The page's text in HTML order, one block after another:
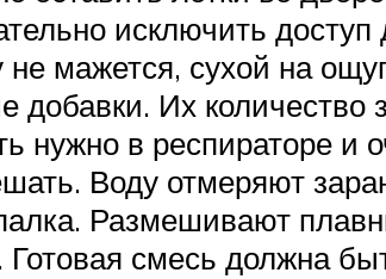
исключить
не мажется, сухой на
Их количество
нужно в респираторе и
Воду отмеряют
Размешивают
Готовая смесь должна